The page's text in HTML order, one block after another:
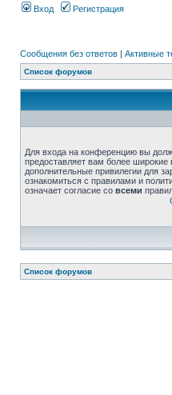
Вход Регистрация
Сообщения без ответов | Активные
Список форумов
Для входа на конференцию вы
предоставляет вам более
дополнительные привилегии для
ознакомиться с правилами и
означает согласие со всеми
Список форумов